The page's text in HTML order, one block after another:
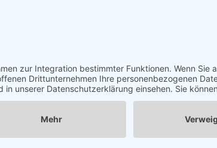
- Datenschutz-Cookie-Einstellungen